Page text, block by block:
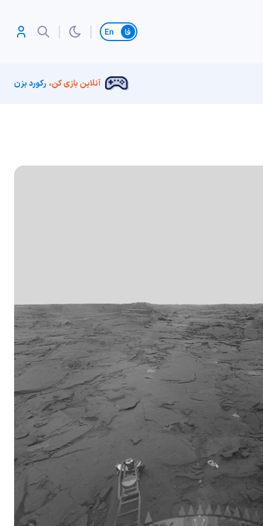
تغییر زبان
آنلاین بازی کن، رکورد بزن